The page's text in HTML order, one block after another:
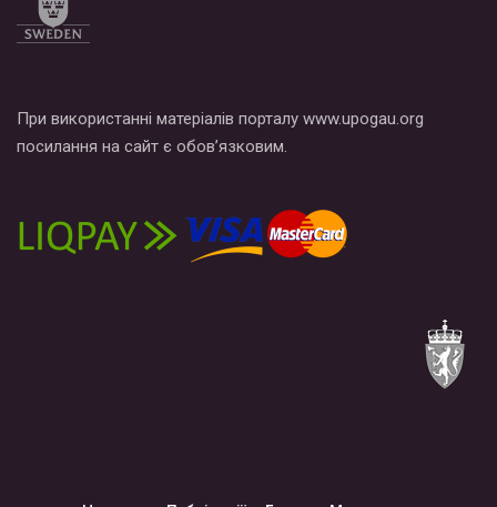
При використанні матеріалів порталу www.upogau.org
посилання на сайт є обов’язковим.